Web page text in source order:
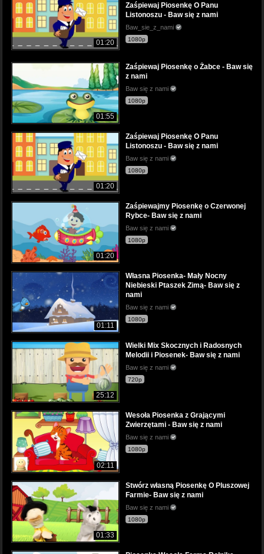
01:20
Zaśpiewaj Piosenkę O Panu
Listonoszu - Baw się z nami
Baw_sie_z_nami
1080p
01:55
Zaśpiewaj Piosenkę o Żabce - Baw się
z nami
Baw się z nami
1080p
01:20
Zaśpiewaj Piosenkę O Panu
Listonoszu - Baw się z nami
Baw się z nami
1080p
01:20
Zaśpiewajmy Piosenkę o Czerwonej
Rybce- Baw się z nami
Baw się z nami
1080p
01:11
Własna Piosenka- Mały Nocny
Niebieski Ptaszek Zimą- Baw się z
nami
Baw się z nami
1080p
25:12
Wielki Mix Skocznych i Radosnych
Melodii i Piosenek- Baw się z nami
Baw się z nami
720p
02:11
Wesoła Piosenka z Grającymi
Zwierzętami - Baw się z nami
Baw się z nami
1080p
01:33
Stwórz własną Piosenkę O Pluszowej
Farmie- Baw się z nami
Baw się z nami
1080p